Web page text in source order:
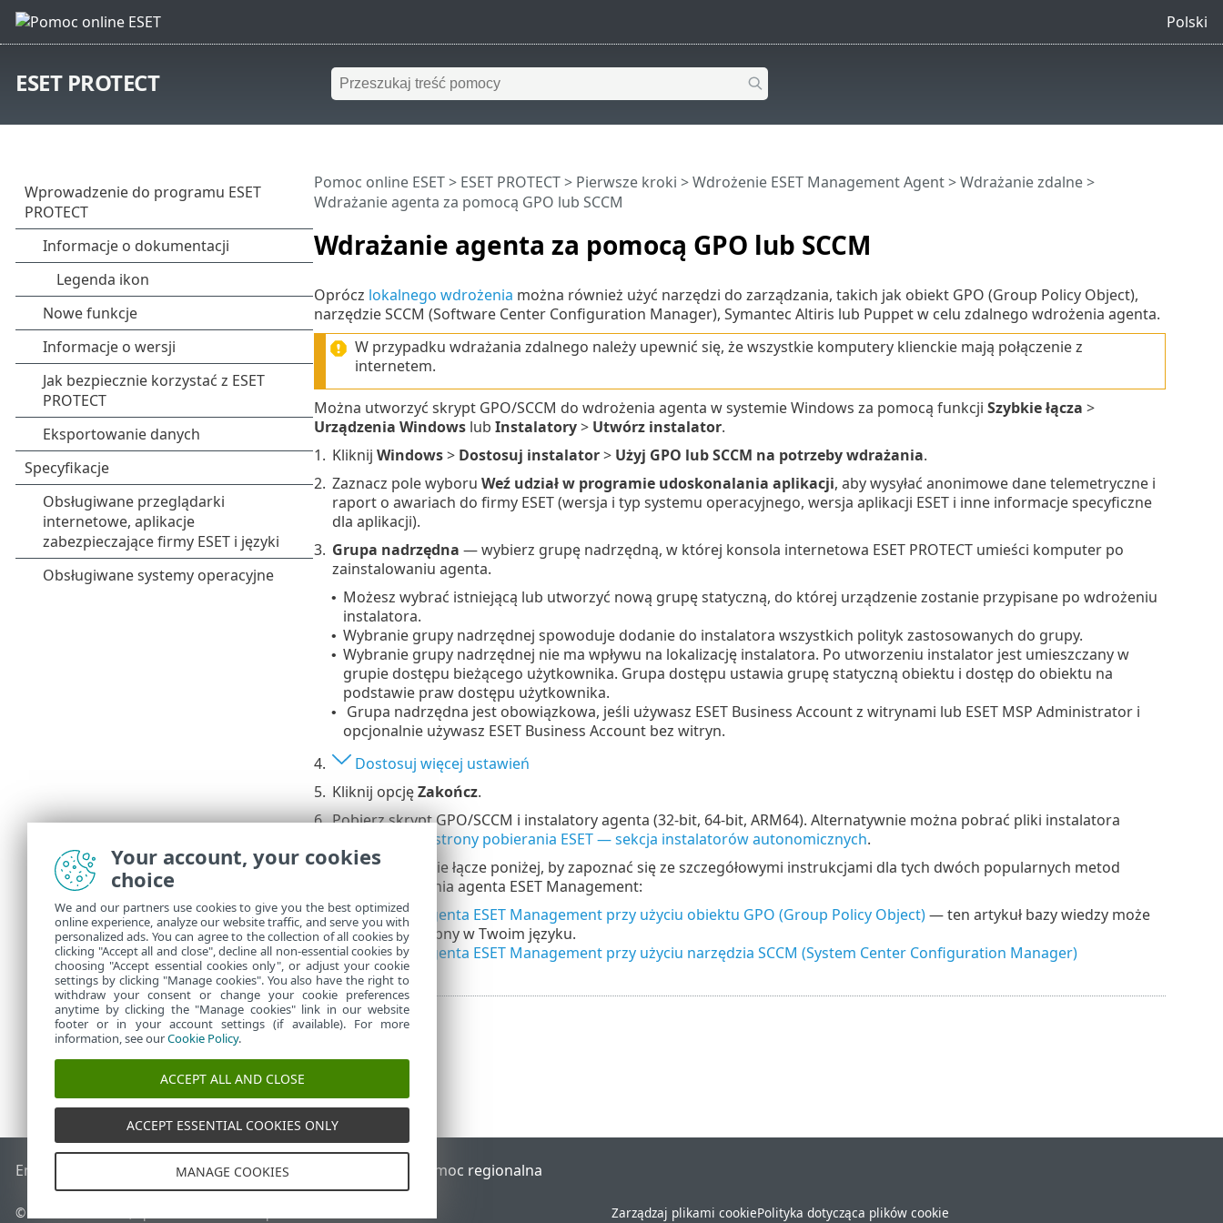
Polski
ESET PROTECT
Wdrażanie agenta za pomocą GPO lub SCCM
Pomoc online ESET> ESET PROTECT> Pierwsze kroki >Wdrożenie ESET Management Agent>Wdrażanie zdalne>
Wdrażanie agenta za pomocą GPO lub SCCM
Oprócz lokalnego wdrożenia można również użyć narzędzi do zarządzania, takich jak obiekt GPO (Group Policy Object),
narzędzie SCCM (Software Center Configuration Manager), Symantec Altiris lub Puppet w celu zdalnego wdrożenia agenta.
W przypadku wdrażania zdalnego należy upewnić się, że wszystkie komputery klienckie mają połączenie z
internetem.
Można utworzyć skrypt GPO/SCCM do wdrożenia agenta w systemie Windows za pomocą funkcji Szybkie łącza >
Urządzenia Windowslub Instalatory> Utwórz instalator.
1. Kliknij Windows> Dostosuj instalator> Użyj GPO lub SCCM na potrzeby wdrażania.
2. Zaznacz pole wyboru Weź udział w programie udoskonalania aplikacji, aby wysyłać anonimowe dane telemetryczne i
raport o awariach do firmy ESET (wersja i typ systemu operacyjnego, wersja aplikacji ESET i inne informacje specyficzne
dla aplikacji).
3. Grupa nadrzędna — wybierz grupę nadrzędną, w której konsola internetowa ESET PROTECT umieści komputer po
zainstalowaniu agenta.
• Możesz wybrać istniejącą lub utworzyć nową grupę statyczną, do której urządzenie zostanie przypisane po wdrożeniu
instalatora.
• Wybranie grupy nadrzędnej spowoduje dodanie do instalatora wszystkich polityk zastosowanych do grupy.
• Wybranie grupy nadrzędnej nie ma wpływu na lokalizację instalatora. Po utworzeniu instalator jest umieszczany w
grupie dostępu bieżącego użytkownika. Grupa dostępu ustawia grupę statyczną obiektu i dostęp do obiektu na
podstawie praw dostępu użytkownika.
•
Grupa nadrzędna jest obowiązkowa, jeśli używasz ESET Business Account z witrynami lub ESET MSP Administrator i
opcjonalnie używasz ESET Business Account bez witryn.
4.
Dostosuj więcej ustawień
5. Kliknij opcjęZakończ.
6. Pobierz skrypt GPO/SCCM i instalatory agenta (32-bit, 64-bit, ARM64). Alternatywnie można pobrać pliki instalatora
strony pobierania ESET — sekcja instalatorów autonomicznych.
Kliknij odpowiednie łącze poniżej, by zapoznać się ze szczegółowymi instrukcjami dla tych dwóch popularnych metod
zdalnego wdrożenia agenta ESET Management:
• Wdrożenie agenta ESET Management przy użyciu obiektu GPO (Group Policy Object)— ten artykuł bazy wiedzy może
nie być dostępny w Twoim języku.
• Wdrożenie agenta ESET Management przy użyciu narzędzia SCCM (System Center Configuration Manager)
End of Life Baza wiedzy ESETForum ESET Pomoc regionalna
© 1992 - 2026 ESET, spol. s r.o. – Wszelkie prawa zastrzeżone. Zarządzaj plikami cookiePolityka dotycząca plików cookie
Your account, your cookies
choice
We and our partners use cookies to give you the best optimized
online experience, analyze our website traffic, and serve you with
personalized ads. You can agree to the collection of all cookies by
clicking "Accept all and close", decline all non-essential cookies by
choosing "Accept essential cookies only", or adjust your cookie
settings by clicking "Manage cookies". You also have the right to
withdraw your consent or change your cookie preferences
anytime by clicking the "Manage cookies" link in our website
footer or in your account settings (if available). For more
information, see ourCookie Policy.
ACCEPT ALL AND CLOSE
ACCEPT ESSENTIAL COOKIES ONLY
MANAGE COOKIES